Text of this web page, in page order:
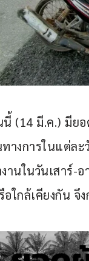
นี้ (14 มี.ค.) มี
ทางการในแต่ล
านในวันเสาร์-
ใกล้เคียงกัน จึ